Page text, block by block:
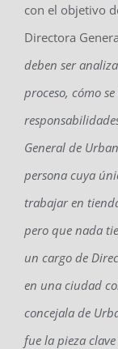
con el objetivo
Directora
deben ser
proceso, cómo
General de
persona cuya
trabajar en
pero que nada
un cargo de
en una ciudad
concejala de
fue la pieza